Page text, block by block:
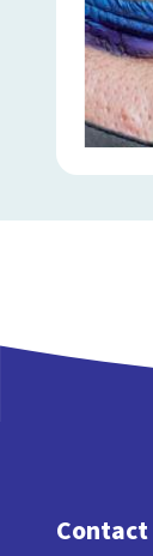
Contact